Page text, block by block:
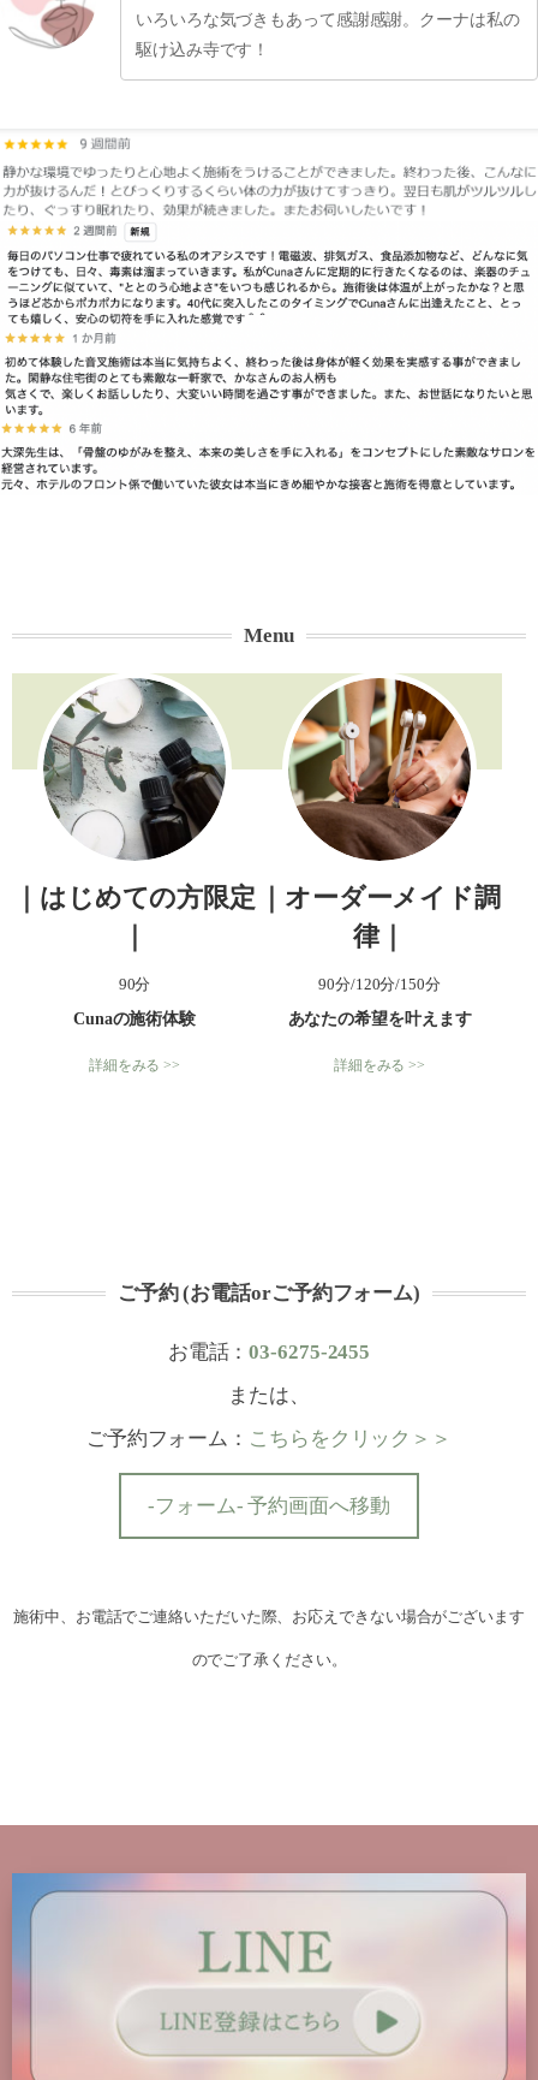
いろいろな気づきもあって感謝感謝。クーナは私の
駆け込み寺です！
Menu
｜はじめての方限定
90分
Cunaの施術体験
詳細をみる >>
｜オーダーメイド調
律｜
90分/120分/150分
あなたの希望を叶えます
詳細をみる >>
ご予約 (お電話orご予約フォーム)
お電話：03-6275-2455
または、
ご予約フォーム： こちらをクリック＞＞
-フォーム- 予約画面へ移動
施術中、お電話でご連絡いただいた際、お応えできない場合がございます
のでご了承ください。